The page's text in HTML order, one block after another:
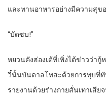
และทานอาหารอย่างมีความสุข
“บัดซบ!”
หยวนคังฮ่องเต้ที่เพิ่งได้ข่าวว่า
วี๋นั้นบันดาลโทสะด้วยการทุบที่
รายงานด้วยร่างกายสั่นเทาเสี